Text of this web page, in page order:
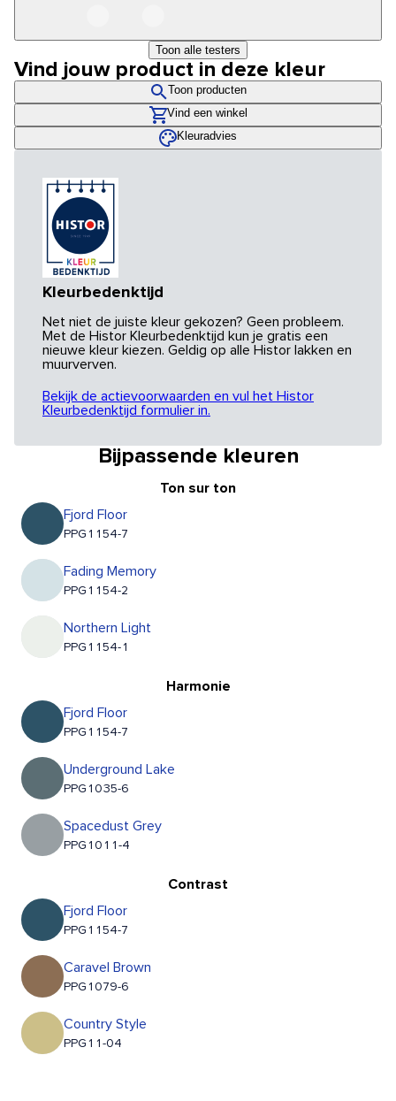
Toon alle testers
Vind jouw product in deze kleur
Toon producten
Vind een winkel
Kleuradvies
Kleurbedenktijd
Net niet de juiste kleur gekozen? Geen probleem.
Met de Histor Kleurbedenktijd kun je gratis een
nieuwe kleur kiezen. Geldig op alle Histor lakken en
muurverven.
Bekijk de actievoorwaarden en vul het Histor
Kleurbedenktijd formulier in.
Bijpassende kleuren
Ton sur ton
Fjord Floor
PPG1154-7
Fading Memory
PPG1154-2
Northern Light
PPG1154-1
Harmonie
Fjord Floor
PPG1154-7
Underground Lake
PPG1035-6
Spacedust Grey
PPG1011-4
Contrast
Fjord Floor
PPG1154-7
Caravel Brown
PPG1079-6
Country Style
PPG11-04